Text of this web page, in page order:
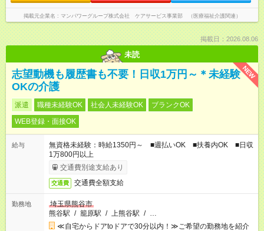
掲載元企業名 マンパワーグループ株式会社 ケアサービス事業部 （医療福祉介護関連）
掲載日：2026.08.06
未読
NEW
志望動機も履歴書も不要！日収1万円～＊未経験
OKの介護
派遣 職種未経験OK 社会人未経験OK
ブランクOK
WEB登録・面接OK
給与
無資格未経験：時給1350円～ ■週払いOK ■扶養内OK ■日収
1万800円以上
交通費別途支給あり
交通費 交通費全額支給
勤務地
埼玉県熊谷市
熊谷駅 / 籠原駅 / 上熊谷駅 / …
≪自宅からドアtoドアで30分以内！≫ご希望の勤務地を紹介